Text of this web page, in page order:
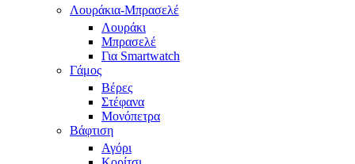
Λουράκια-Μπρασελέ
Λουράκι
Μπρασελέ
Για Smartwatch
Γάμος
Βέρες
Στέφανα
Μονόπετρα
Βάφτιση
Αγόρι